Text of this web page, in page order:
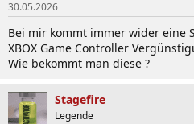
e
n
:
30.05.2026
Bei mir kommt immer wider eine
XBOX Game Controller
Wie bekommt man diese ?
Stagefire
Legende